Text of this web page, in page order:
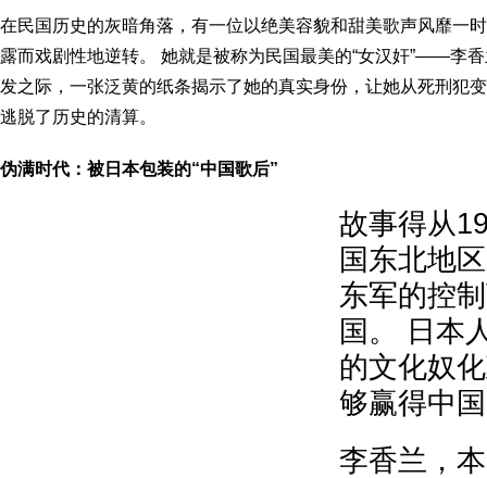
在民国历史的灰暗角落，有一位以绝美容貌和甜美歌声风靡一
露而戏剧性地逆转。 她就是被称为民国最美的“女汉奸”——李
发之际，一张泛黄的纸条揭示了她的真实身份，让她从死刑犯
逃脱了历史的清算。
伪满时代：被日本包装的“中国歌后”
故事得从
国东北地
东军的控
国。 日本
的文化奴
够赢得中
李香兰，